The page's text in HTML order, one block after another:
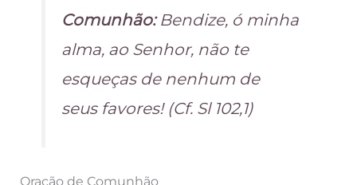
Comunhão:Bendize, ó minha
alma, ao Senhor, não te
esqueças de nenhum de
seus favores! (Cf. Sl 102,1)
Oração de Comunhão